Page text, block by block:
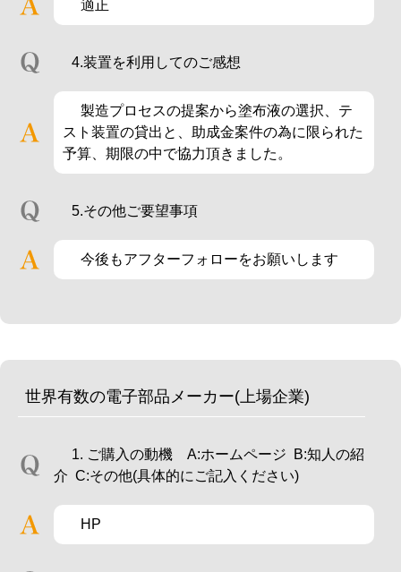
適正
4.装置を利用してのご感想
製造プロセスの提案から塗布液の選択、テ
スト装置の貸出と、助成金案件の為に限られた
予算、期限の中で協力頂きました。
5.その他ご要望事項
今後もアフターフォローをお願いします
世界有数の電子部品メーカー(上場企業)
1. ご購入の動機 A:ホームページ B:知人の紹
介 C:その他(具体的にご記入ください)
HP